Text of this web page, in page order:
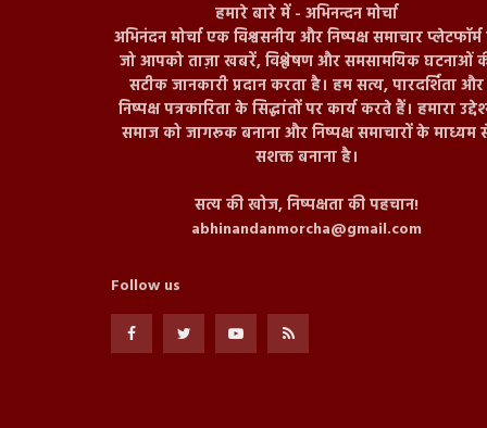
हमारे बारे में - अभिनन्दन मोर्चा
अभिनंदन मोर्चा एक विश्वसनीय और निष्पक्ष समाचार
जो आपको ताज़ा खबरें, विश्लेषण और समसामयिक घटनाओं
सटीक जानकारी प्रदान करता है। हम सत्य, पारदर्शिता और
निष्पक्ष पत्रकारिता के सिद्धांतों पर कार्य करते हैं। हमारा
समाज को जागरूक बनाना और निष्पक्ष समाचारों के माध्यम
सशक्त बनाना है।
सत्य की खोज, निष्पक्षता की पहचान!
abhinandanmorcha@gmail.com
Follow us